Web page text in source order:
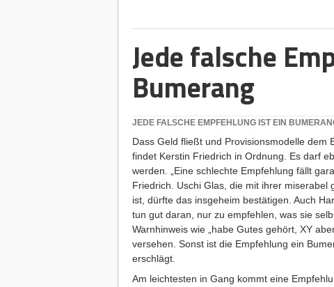
Exit statt langfristiger Investitionen:
04.08.206 | Unternehmer-Typen
03.09.2026| News & Investments
Goliath im Gewand eines Start-
den Sprung in die USA
Jede falsche
Bumerang
JEDE FALSCHE EMPFEHLUNG IST EIN
Dass Geld fließt und Provisionsmodelle dem
findet Kerstin Friedrich in Ordnung. Es darf
werden. „Eine schlechte Empfehlung fällt
Friedrich. Uschi Glas, die mit ihrer
ist, dürfte das insgeheim bestätigen. Auch
tun gut daran, nur zu empfehlen, was sie
Warnhinweis wie „habe Gutes gehört, XY
versehen. Sonst ist die Empfehlung ein
erschlägt.
Am leichtesten in Gang kommt eine